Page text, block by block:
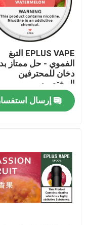
منزل
أشرطة فيديو
حول بنا
EPLUS VAPE التبغ
الفموي - حل ممتاز
دخان للمحترفين
المختصين
إرسال